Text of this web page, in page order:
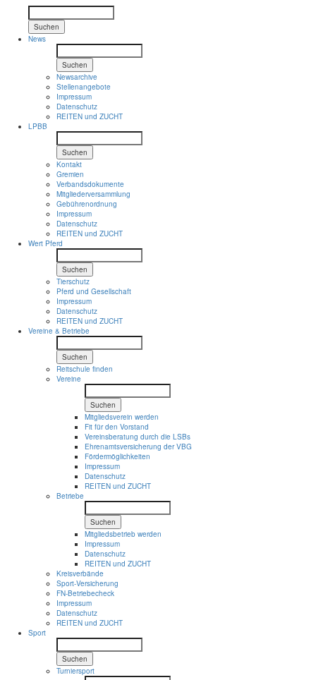
Suchen
News
Suchen
Newsarchive
Stellenangebote
Impressum
Datenschutz
REITEN und ZUCHT
LPBB
Suchen
Kontakt
Gremien
Verbandsdokumente
Mitgliederversammlung
Gebührenordnung
Impressum
Datenschutz
REITEN und ZUCHT
Wert Pferd
Suchen
Tierschutz
Pferd und Gesellschaft
Impressum
Datenschutz
REITEN und ZUCHT
Vereine & Betriebe
Suchen
Reitschule finden
Vereine
Suchen
Mitgliedsverein werden
Fit für den Vorstand
Vereinsberatung durch die LSBs
Ehrenamtsversicherung der VBG
Fördermöglichkeiten
Impressum
Datenschutz
REITEN und ZUCHT
Betriebe
Suchen
Mitgliedsbetrieb werden
Impressum
Datenschutz
REITEN und ZUCHT
Kreisverbände
Sport-Versicherung
FN-Betriebecheck
Impressum
Datenschutz
REITEN und ZUCHT
Sport
Suchen
Turniersport